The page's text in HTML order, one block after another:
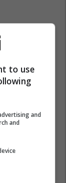
to use
and
and